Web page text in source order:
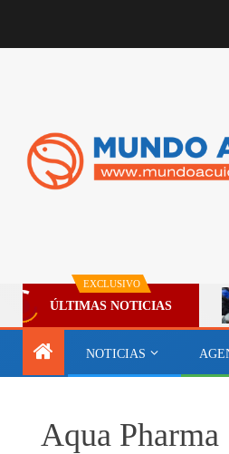
EXCLUSIVO
ÚLTIMAS NOTICIAS
NOTICIAS
Aqua Pharma